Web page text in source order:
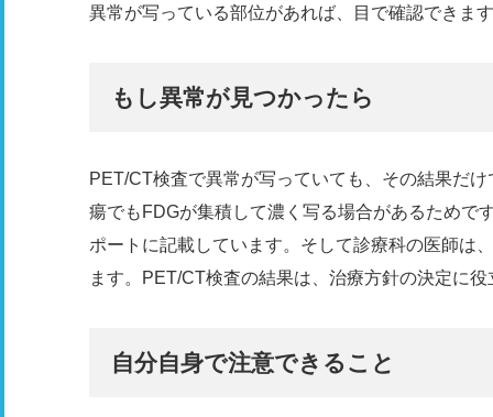
異常が写っている部位があれば、目で確認できま
もし異常が見つかったら
PET/CT検査で異常が写っていても、その結果だけ
瘍でもFDGが集積して濃く写る場合があるためで
ポートに記載しています。そして診療科の医師は
ます。PET/CT検査の結果は、治療方針の決定に
自分自身で注意できること